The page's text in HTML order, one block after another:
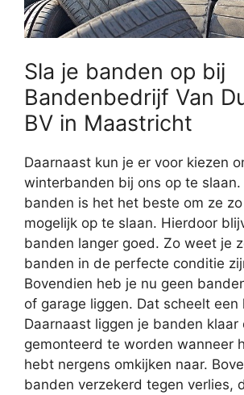
Sla je banden op bij
Bandenbedrijf Van
BV in Maastricht
Daarnaast kun je er voor kiezen
winterbanden bij ons op te slaan.
banden is het het beste om ze
mogelijk op te slaan. Hierdoor
banden langer goed. Zo weet je
banden in de perfecte conditie
Bovendien heb je nu geen
of garage liggen. Dat scheelt een
Daarnaast liggen je banden klaar
gemonteerd te worden wanneer
hebt nergens omkijken naar.
banden verzekerd tegen verlies,